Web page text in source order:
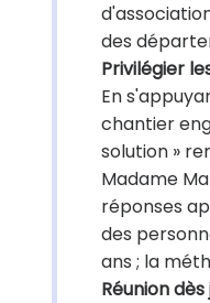
des
Privilégier
En
chantier
solution »
Madame
réponses
des
ans ; la
Réunion